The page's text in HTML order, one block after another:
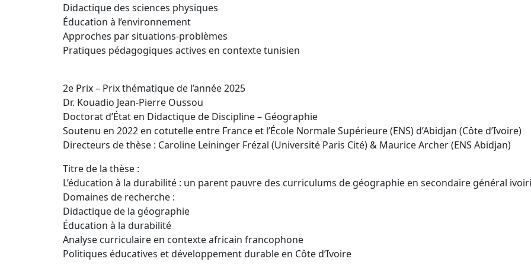
Didactique des sciences physiques
Éducation à l’environnement
Approches par situations-problèmes
Pratiques pédagogiques actives en contexte tunisien
2e Prix – Prix thématique de l’année 2025
Dr. Kouadio Jean-Pierre Oussou
Doctorat d’État en Didactique de Discipline – Géographie
Soutenu en 2022 en cotutelle entre France et l’École Normale Supérieure (ENS) d’Abidjan (Côte d’Ivoire)
Directeurs de thèse : Caroline Leininger Frézal (Université Paris Cité) & Maurice Archer (ENS Abidjan)
Titre de la thèse :
L’éducation à la durabilité : un parent pauvre des curriculums de géographie en secondaire général
Domaines de recherche :
Didactique de la géographie
Éducation à la durabilité
Analyse curriculaire en contexte africain francophone
Politiques éducatives et développement durable en Côte d’Ivoire